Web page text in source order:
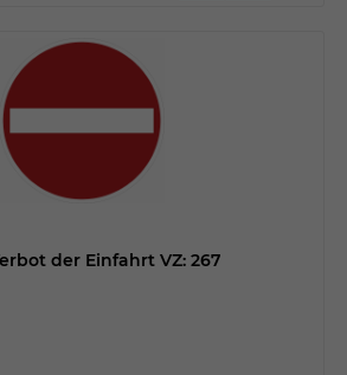
der Einfahrt VZ: 267